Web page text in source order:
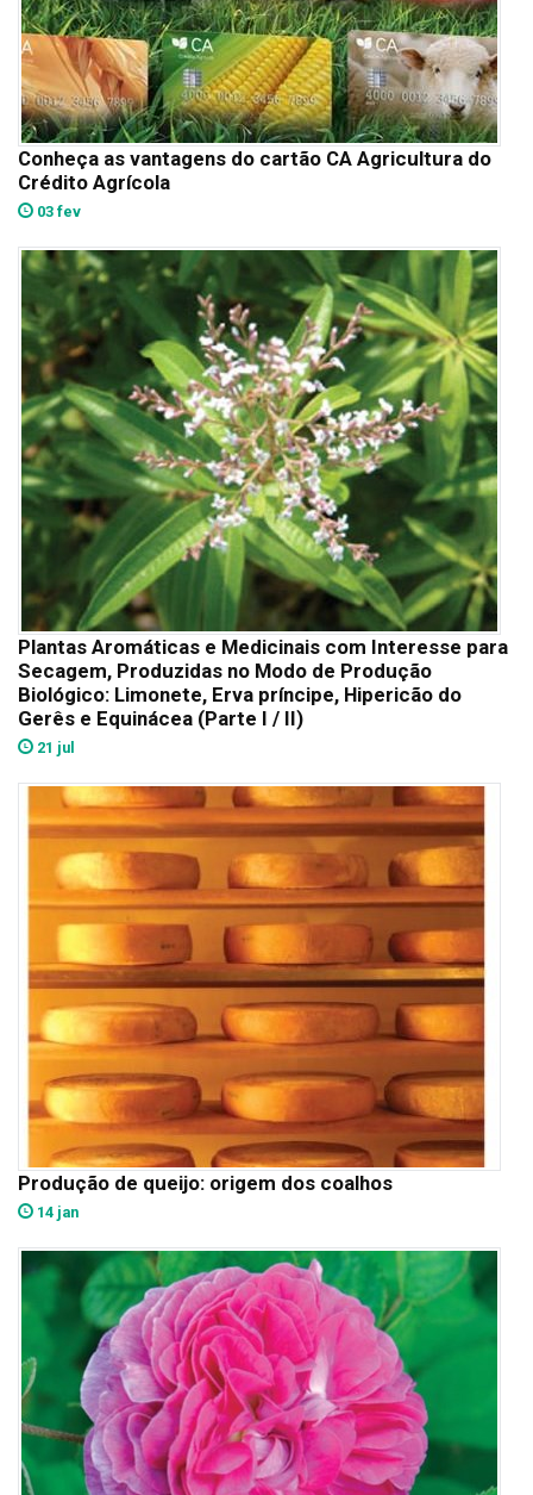
Conheça as vantagens do cartão CA Agricultura do
Crédito Agrícola
03 fev
Plantas Aromáticas e Medicinais com Interesse para
Secagem, Produzidas no Modo de Produção
Biológico: Limonete, Erva príncipe, Hipericão do
Gerês e Equinácea (Parte I / II)
21 jul
Produção de queijo: origem dos coalhos
14 jan